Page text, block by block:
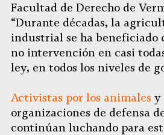
Facultad de Derecho de
“Durante décadas, la
industrial se ha beneficiado
no intervención en casi
ley, en todos los niveles de
Activistas por los animales y
organizaciones de defensa
continúan luchando para